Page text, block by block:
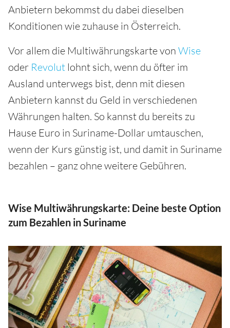
Anbietern bekommst du dabei dieselben
Konditionen wie zuhause in Österreich.
Vor allem die Multiwährungskarte von Wise
oder Revolut lohnt sich, wenn du öfter im
Ausland unterwegs bist, denn mit diesen
Anbietern kannst du Geld in verschiedenen
Währungen halten. So kannst du bereits zu
Hause Euro in Suriname-Dollar umtauschen,
wenn der Kurs günstig ist, und damit in Suriname
bezahlen – ganz ohne weitere Gebühren.
Wise Multiwährungskarte: Deine beste Option
zum Bezahlen in Suriname